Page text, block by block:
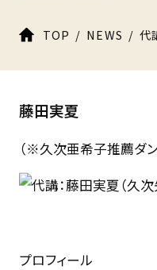
© 2025 REI
TOP NEWS
藤田実夏
（※久次亜希子推薦ダン
プロフィール